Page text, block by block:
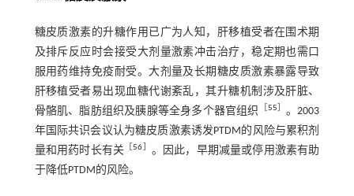
糖皮质激素的升糖作用已广为人知，肝移植受者在围术期
及排斥反应时会接受大剂量激素冲击治疗，稳定期也需口
服用药维持免疫耐受。大剂量及长期糖皮质激素暴露导致
肝移植受者易出现血糖代谢紊乱，其升糖机制涉及肝脏、
骨骼肌、脂肪组织及胰腺等全身多个器官组织
55
。2003
年国际共识会议认为糖皮质激素诱发PTDM的风险与累积剂
量和用药时长有关 ［56
。因此，早期减量或停用激素有助
于降低PTDM的风险。